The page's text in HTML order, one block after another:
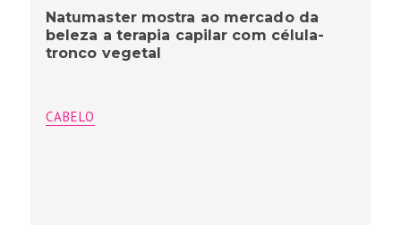
Natumaster mostra ao mercado da
beleza a terapia capilar com célula-
tronco vegetal
CABELO